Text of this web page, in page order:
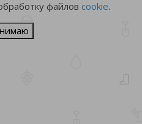
файлов cookie.